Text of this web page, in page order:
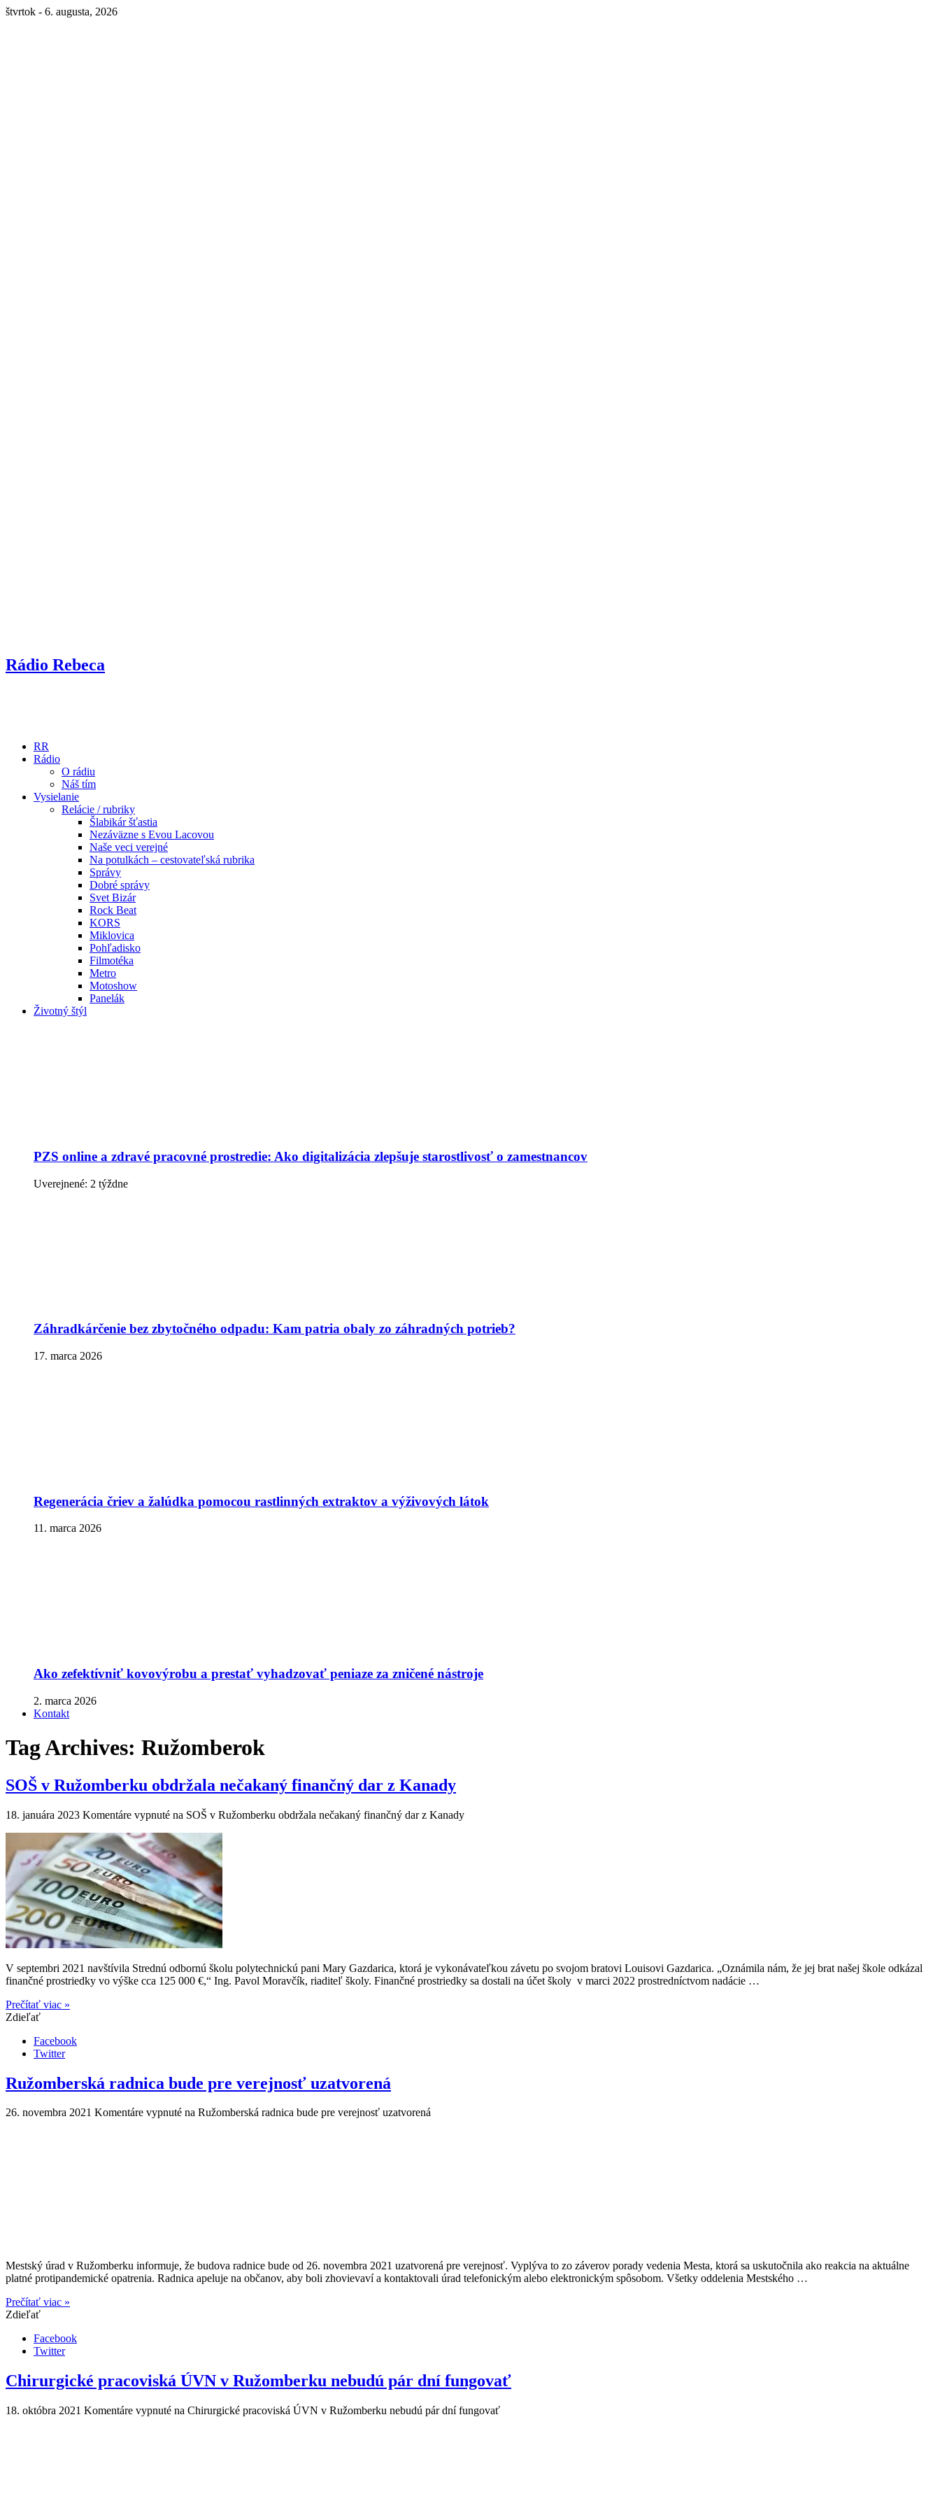
štvrtok - 6. augusta, 2026
Rádio Rebeca
RR
Rádio
O rádiu
Náš tím
Vysielanie
Relácie / rubriky
Šlabikár šťastia
Nezáväzne s Evou Lacovou
Naše veci verejné
Na potulkách – cestovateľská rubrika
Správy
Dobré správy
Svet Bizár
Rock Beat
KORS
Miklovica
Pohľadisko
Filmotéka
Metro
Motoshow
Panelák
Životný štýl
PZS online a zdravé pracovné prostredie: Ako digitalizácia zlepšuje starostlivosť o zamestnancov
Uverejnené: 2 týždne
Záhradkárčenie bez zbytočného odpadu: Kam patria obaly zo záhradných potrieb?
17. marca 2026
Regenerácia čriev a žalúdka pomocou rastlinných extraktov a výživových látok
11. marca 2026
Ako zefektívniť kovovýrobu a prestať vyhadzovať peniaze za zničené nástroje
2. marca 2026
Kontakt
Tag Archives: Ružomberok
SOŠ v Ružomberku obdržala nečakaný finančný dar z Kanady
18. januára 2023 Komentáre vypnuté na SOŠ v Ružomberku obdržala nečakaný finančný dar z Kanady
V septembri 2021 navštívila Strednú odbornú školu polytechnickú pani Mary Gazdarica, ktorá je vykonávateľkou závetu po svojom bratovi Louisovi Gazdarica. „Oznámila nám, že jej brat našej škole odkázal
finančné prostriedky vo výške cca 125 000 €,“ Ing. Pavol Moravčík, riaditeľ školy. Finančné prostriedky sa dostali na účet školy v marci 2022 prostredníctvom nadácie …
Prečítať viac »
Zdieľať
Facebook
Twitter
Ružomberská radnica bude pre verejnosť uzatvorená
26. novembra 2021 Komentáre vypnuté na Ružomberská radnica bude pre verejnosť uzatvorená
Mestský úrad v Ružomberku informuje, že budova radnice bude od 26. novembra 2021 uzatvorená pre verejnosť. Vyplýva to zo záverov porady vedenia Mesta, ktorá sa uskutočnila ako reakcia na aktuálne
platné protipandemické opatrenia. Radnica apeluje na občanov, aby boli zhovievaví a kontaktovali úrad telefonickým alebo elektronickým spôsobom. Všetky oddelenia Mestského …
Prečítať viac »
Zdieľať
Facebook
Twitter
Chirurgické pracoviská ÚVN v Ružomberku nebudú pár dní fungovať
18. októbra 2021 Komentáre vypnuté na Chirurgické pracoviská ÚVN v Ružomberku nebudú pár dní fungovať